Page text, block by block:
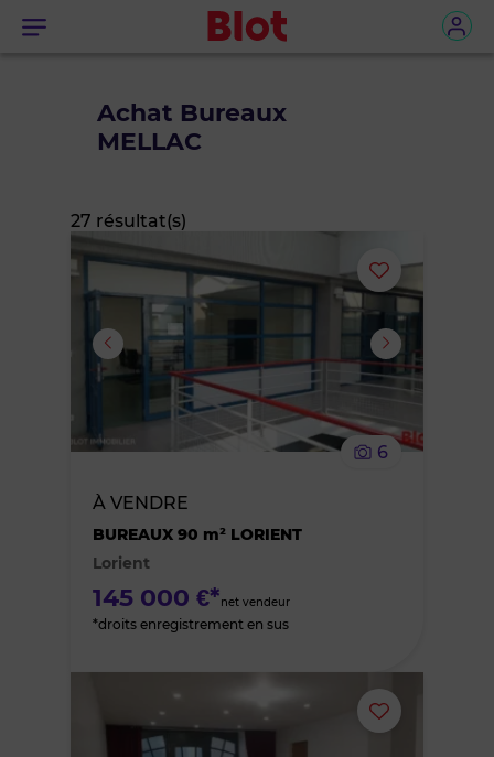
Menu
Achat Bureaux
MELLAC
27 résultat(s)
Ajouter
ou
supprimer
le
6
À VENDRE
BUREAUX 90 m² LORIENT
Lorient
145 000 €*net vendeur
*droits enregistrement en sus
Ajouter